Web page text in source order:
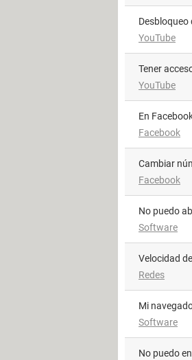
YouTube
Tener
YouTube
En
Facebook
Cambiar
Facebook
No puedo
Software
Velocidad
Redes
Mi
Software
No puedo